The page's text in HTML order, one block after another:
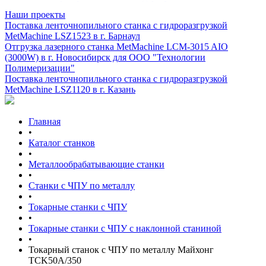
Наши проекты
Поставка ленточнопильного станка c гидроразгрузкой
MetMachine LSZ1523 в г. Барнаул
Отгрузка лазерного станка MetMachine LCM-3015 AIO
(3000W) в г. Новосибирск для ООО "Технологии
Полимеризации"
Поставка ленточнопильного станка c гидроразгрузкой
MetMachine LSZ1120 в г. Казань
Главная
•
Каталог станков
•
Металлообрабатывающие станки
•
Станки с ЧПУ по металлу
•
Токарные станки с ЧПУ
•
Токарные станки с ЧПУ с наклонной станиной
•
Токарный станок с ЧПУ по металлу Майхонг
TCK50A/350